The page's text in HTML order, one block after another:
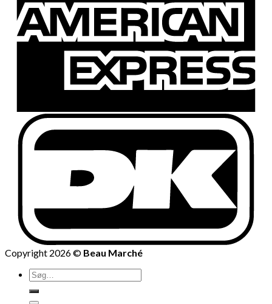
Copyright 2026 © Beau Marché
Søg
efter: